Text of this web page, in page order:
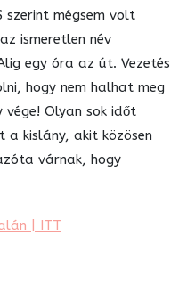
szerint mégsem volt
ismeretlen név
egy óra az út. Vezetés
hogy nem halhat meg
vége! Olyan sok időt
kislány, akit közösen
várnak, hogy
| ITT